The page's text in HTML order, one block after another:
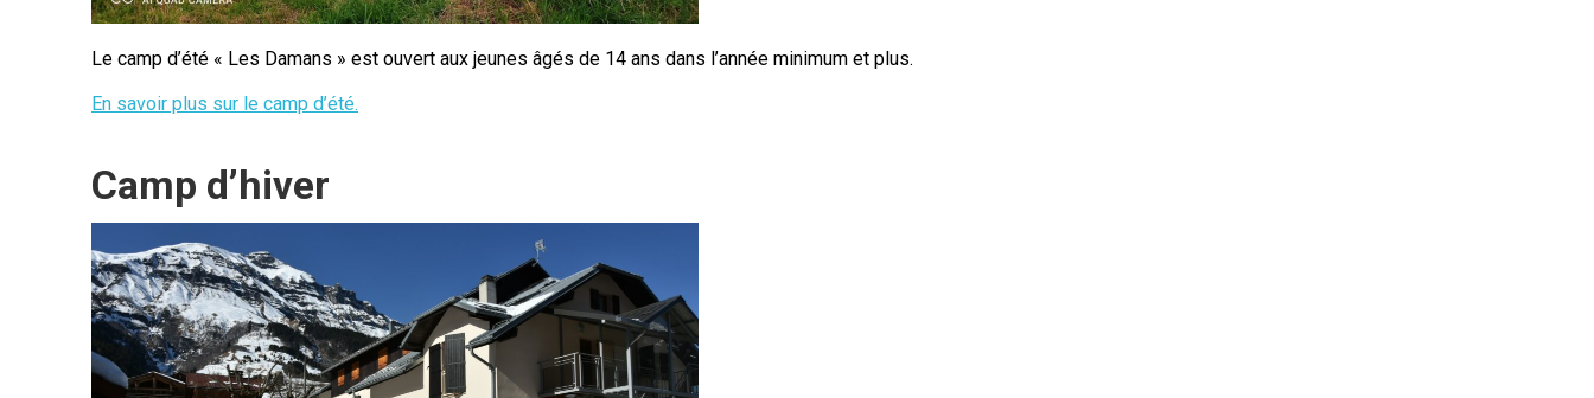
Le camp d’été « Les Damans » est ouvert aux jeunes âgés de 14 ans dans l’année minimum et plus.
En savoir plus sur le camp d’été.
Camp d’hiver